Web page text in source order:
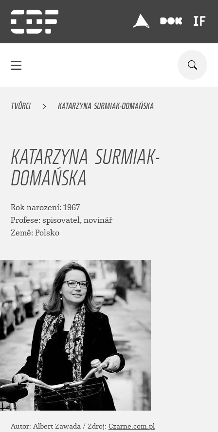
TVŮRCI KATARZYNA SURMIAK-DOMAŃSKA
KATARZYNA SURMIAK-
DOMAŃSKA
Rok narození: 1967
Profese: spisovatel, novinář
Země: Polsko
Autor: Albert Zawada / Zdroj: Czarne.com.pl